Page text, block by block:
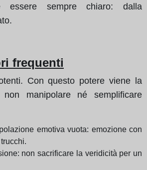
essere sempre chiaro: dalla
frequenti
Con questo potere viene la
non manipolare né semplificare
emotiva vuota: emozione con
non sacrificare la veridicità per un